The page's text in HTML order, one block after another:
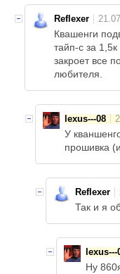
Reflexer
Квашенги
тайп-с за
закроет все
любителя.
lexus---08
У
прошивка
Reflexer
Так и я
lexus---
Ну